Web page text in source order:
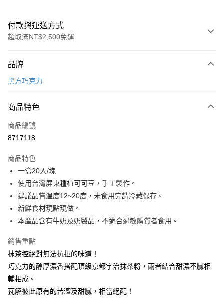
付款與運送方式
超取滿NT$2,500免運
信用卡一次付款
Apple Pay
街口支付
Google Pay
全盈+PAY
大哥付你分期
相關說明
【大哥付你分期使用說明】
2.付款方式選擇「大哥付你分期」，訂單成立後會自動跳轉到大哥付的交易
流程，驗證手機門號後，選擇欲分期的期數、繳款截止日，確認付款後即完
成交易。
3.實際核准額度、可分期數及費用金額請依後續交易確認頁面所載為準。
4.訂單成立30分鐘內，如未前往確認交易或遇審核未通過，訂單將自動取
消。如遇「轉專審核」未通過狀況，表示未達大哥付你分期系統評分，恕無
法說明評估內容。
相關說明
【關於「AFTEE先享後付」】
AFTEE先享後付是「在收到商品之後才付款」的支付方式。 讓您購物簡單
１．簡單：不需註冊會員、不需綁卡、不需儲值。
２．便利：只要手機號碼，簡訊認證，即可結帳。
ATM付款
運送方式
品牌
黑方巧克力
商品特色
商品編號
8717118
商品特色
一盒20入/塊
使用台灣屏東種植可可豆，手工製作。
建議品嘗溫度12~20度，未食用完請冷藏保存。
新鮮食材現點現做。
本產品含有牛奶及奶製品，不適合過敏體質者食用。
銷售重點
抹茶控絕對無法抗拒的味道！
巧克力的醇厚濃香搭配頂級京都宇治抹茶粉，兩者結合甜濃不膩相
輔相成。
瓦解彼此原有的苦澀及甜膩，相當絕配！